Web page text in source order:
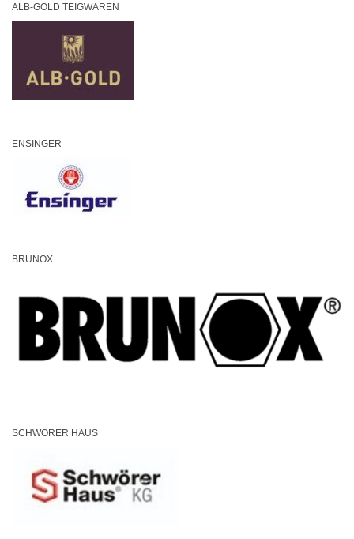
ALB-GOLD TEIGWAREN
ENSINGER
BRUNOX
SCHWÖRER HAUS